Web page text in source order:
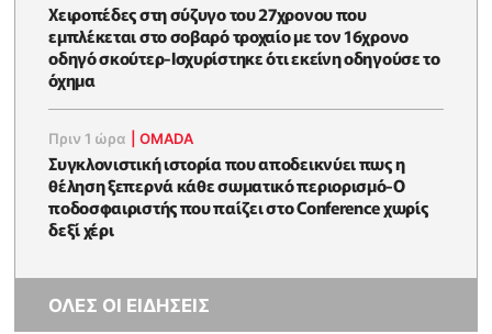
Χειροπέδες στη σύζυγο του 27χρονου που
εμπλέκεται στο σοβαρό τροχαίο με τον 16χρονο
οδηγό σκούτερ-Ισχυρίστηκε ότι εκείνη οδηγούσε το
όχημα
Πριν 1 ώρα |OMADA
Συγκλονιστική ιστορία που αποδεικνύει πως η
θέληση ξεπερνά κάθε σωματικό περιορισμό-Ο
ποδοσφαιριστής που παίζει στο Conference χωρίς
δεξί χέρι
ΟΛΕΣ ΟΙ ΕΙΔΗΣΕΙΣ